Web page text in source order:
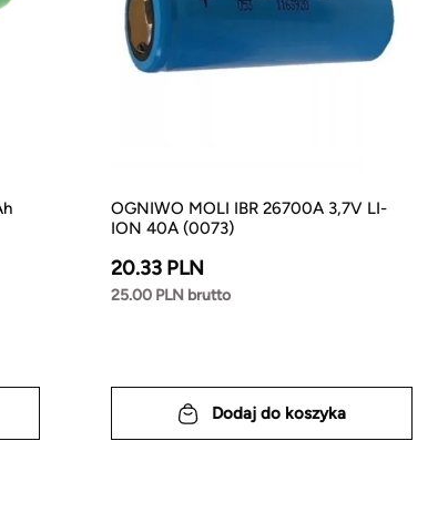
OGNIWO MOLI IBR 26700A 3,7V LI-
ION 40A (0073)
20.33 PLN
25.00 PLN brutto
Dodaj do koszyka